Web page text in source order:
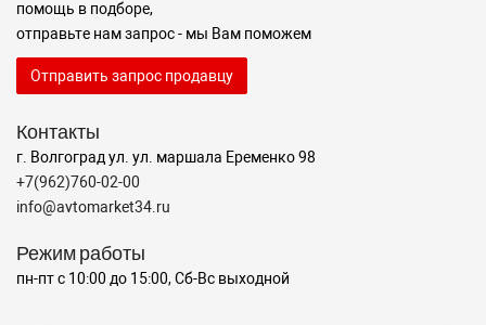
помощь в подборе,
отправьте нам запрос - мы Вам поможем
Отправить запрос продавцу
Контакты
г. Волгоград ул. ул. маршала Еременко 98
+7(962)760-02-00
info@avtomarket34.ru
Режим работы
пн-пт с 10:00 до 15:00, Сб-Вс выходной